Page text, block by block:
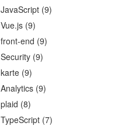
JavaScript (9)
Vue.js (9)
front-end (9)
Security (9)
karte (9)
Analytics (9)
plaid (8)
TypeScript (7)